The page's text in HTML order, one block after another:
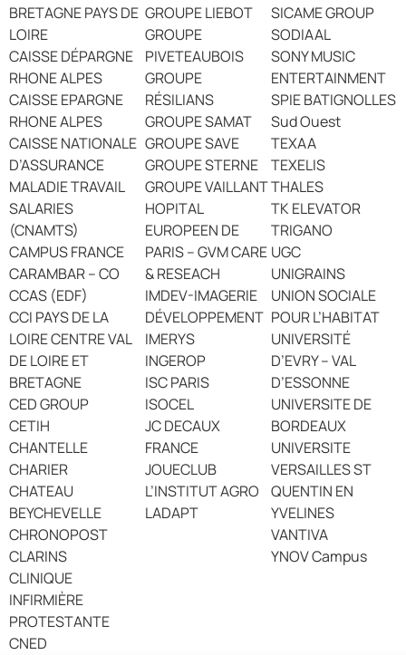
BRETAGNE PAYS DE
LOIRE
CAISSE DÉPARGNE
RHONE ALPES
CAISSE EPARGNE
RHONE ALPES
CAISSE NATIONALE
D’ASSURANCE
MALADIE TRAVAIL
SALARIES
(CNAMTS)
CAMPUS FRANCE
CARAMBAR – CO
CCAS (EDF)
CCI PAYS DE LA
LOIRE CENTRE VAL
DE LOIRE ET
BRETAGNE
CED GROUP
CETIH
CHANTELLE
CHARIER
CHATEAU
BEYCHEVELLE
CHRONOPOST
CLARINS
CLINIQUE
INFIRMIÈRE
PROTESTANTE
CNED
GROUPE LIEBOT
GROUPE
PIVETEAUBOIS
GROUPE
RÉSILIANS
GROUPE SAMAT
GROUPE SAVE
GROUPE STERNE
GROUPE VAILLANT
HOPITAL
EUROPEEN DE
PARIS – GVM CARE
& RESEACH
IMDEV-IMAGERIE
DÉVELOPPEMENT
IMERYS
INGEROP
ISC PARIS
ISOCEL
JC DECAUX
FRANCE
JOUECLUB
L’INSTITUT AGRO
LADAPT
SICAME GROUP
SODIAAL
SONY MUSIC
ENTERTAINMENT
SPIE BATIGNOLLES
Sud Ouest
TEXAA
TEXELIS
THALES
TK ELEVATOR
TRIGANO
UGC
UNIGRAINS
UNION SOCIALE
POUR L’HABITAT
UNIVERSITÉ
D’EVRY – VAL
D’ESSONNE
UNIVERSITE DE
BORDEAUX
UNIVERSITE
VERSAILLES ST
QUENTIN EN
YVELINES
VANTIVA
YNOV Campus